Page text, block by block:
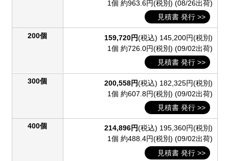
1個 約963.6円(税別) (08/26出荷)
見積書 発行 >>
200個 159,720円(税込) 145,200円(税別)
1個 約726.0円(税別) (09/02出荷)
見積書 発行 >>
300個 200,558円(税込) 182,325円(税別)
1個 約607.8円(税別) (09/02出荷)
見積書 発行 >>
400個 214,896円(税込) 195,360円(税別)
1個 約488.4円(税別) (09/02出荷)
見積書 発行 >>